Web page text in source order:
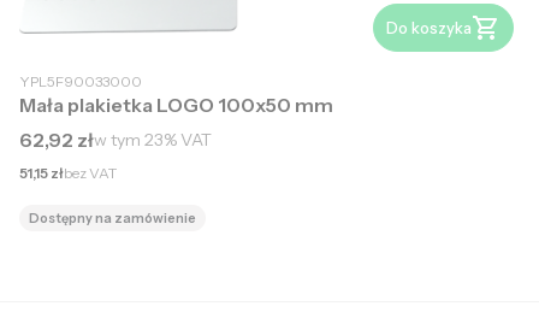
Do koszyka
YPL5F90033000
Mała plakietka LOGO 100x50 mm
Cena brutto
62,92 złw tym 23%VAT
Cena netto
51,15 złbez VAT
Dostępny na zamówienie